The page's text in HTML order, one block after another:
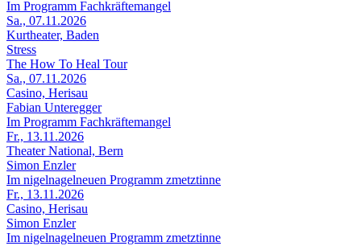
Im Programm Fachkräftemangel
Sa., 07.11.2026
Kurtheater, Baden
Stress
The How To Heal Tour
Sa., 07.11.2026
Casino, Herisau
Fabian Unteregger
Im Programm Fachkräftemangel
Fr., 13.11.2026
Theater National, Bern
Simon Enzler
Im nigelnagelneuen Programm zmetztinne
Fr., 13.11.2026
Casino, Herisau
Simon Enzler
Im nigelnagelneuen Programm zmetztinne